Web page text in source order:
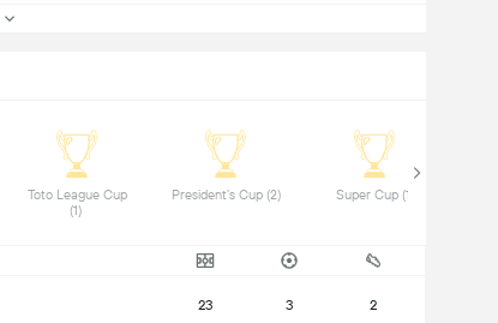
Toto League Cup
(1)
President's Cup (2)
23 3 2